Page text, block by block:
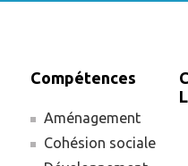
Compétences
Aménagement
Cohésion sociale